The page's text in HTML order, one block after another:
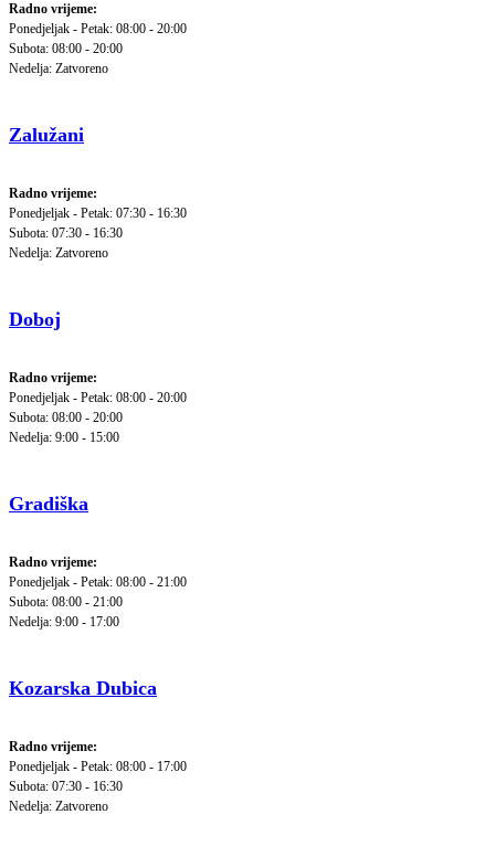
Radno vrijeme:
Ponedjeljak - Petak: 08:00 - 20:00
Subota: 08:00 - 20:00
Nedelja: Zatvoreno
Zalužani
Radno vrijeme:
Ponedjeljak - Petak: 07:30 - 16:30
Subota: 07:30 - 16:30
Nedelja: Zatvoreno
Doboj
Radno vrijeme:
Ponedjeljak - Petak: 08:00 - 20:00
Subota: 08:00 - 20:00
Nedelja: 9:00 - 15:00
Gradiška
Radno vrijeme:
Ponedjeljak - Petak: 08:00 - 21:00
Subota: 08:00 - 21:00
Nedelja: 9:00 - 17:00
Kozarska Dubica
Radno vrijeme:
Ponedjeljak - Petak: 08:00 - 17:00
Subota: 07:30 - 16:30
Nedelja: Zatvoreno